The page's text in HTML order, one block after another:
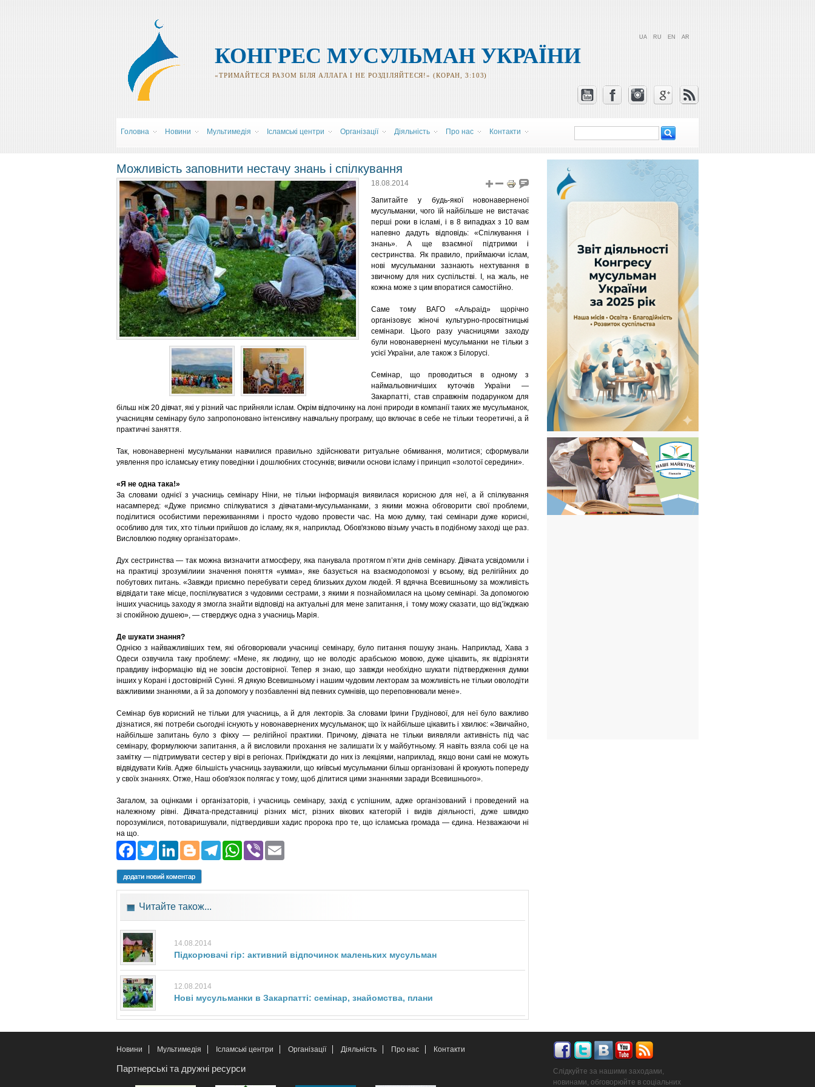
КОНГРЕС МУСУЛЬМАН УКРАЇНИ
«ТРИМАЙТЕСЯ РАЗОМ БІЛЯ АЛЛАГА І НЕ РОЗДІЛЯЙТЕСЯ!» (КОРАН, 3:103)
UA RU EN AR
Головна Новини Мультимедія Ісламські центри Організації Діяльність Про нас Контакти
Пошукова
форма
Можливість заповнити нестачу знань і спілкування
18.08.2014
Запитайте у будь-якої новонаверненої
мусульманки, чого їй найбільше не вистачає
перші роки в ісламі, і в 8 випадках з 10 вам
напевно дадуть відповідь: «Спілкування і
знань». А ще взаємної підтримки і
сестринства. Як правило, приймаючи іслам,
нові мусульманки зазнають нехтування в
звичному для них суспільстві. І, на жаль, не
кожна може з цим впоратися самостійно.
Саме тому ВАГО «Альраід» щорічно
організовує жіночі культурно-просвітницькі
семінари. Цього разу учасницями заходу
були новонавернені мусульманки не тільки з
усієї України, але також з Білорусі.
Семінар, що проводиться в одному з
наймальовничіших куточків України —
Закарпатті, став справжнім подарунком для
більш ніж 20 дівчат, які у різний час прийняли іслам. Окрім відпочинку на лоні природи в компанії таких же мусульманок,
учасницям семінару було запропоновано інтенсивну навчальну програму, що включає в себе не тільки теоретичні, а й
практичні заняття.
Так, новонавернені мусульманки навчилися правильно здійснювати ритуальне обмивання, молитися; сформували
уявлення про ісламську етику поведінки і дошлюбних стосунків; вивчили основи ісламу і принцип «золотої середини».
«Я не одна така!»
За словами однієї з учасниць семінару Ніни, не тільки інформація виявилася корисною для неї, а й спілкування
насамперед: «Дуже приємно спілкуватися з дівчатами-мусульманками, з якими можна обговорити свої проблеми,
поділитися особистими переживаннями і просто чудово провести час. На мою думку, такі семінари дуже корисні,
особливо для тих, хто тільки прийшов до ісламу, як я, наприклад. Обов'язково візьму участь в подібному заході ще раз.
Висловлюю подяку організаторам».
Дух сестринства — так можна визначити атмосферу, яка панувала протягом п’яти днів семінару. Дівчата усвідомили і
на практиці зрозумілиии значення поняття «умма», яке базується на взаємодопомозі у всьому, від релігійних до
побутових питань. «Завжди приємно перебувати серед близьких духом людей. Я вдячна Всевишньому за можливість
відвідати таке місце, поспілкуватися з чудовими сестрами, з якими я познайомилася на цьому семінарі. За допомогою
інших учасниць заходу я змогла знайти відповіді на актуальні для мене запитання, і тому можу сказати, що від’їжджаю
зі спокійною душею», — стверджує одна з учасниць Марія.
Де шукати знання?
Однією з найважливіших тем, які обговорювали учасниці семінару, було питання пошуку знань. Наприклад, Хава з
Одеси озвучила таку проблему: «Мене, як людину, що не володіє арабською мовою, дуже цікавить, як відрізняти
правдиву інформацію від не зовсім достовірної. Тепер я знаю, що завжди необхідно шукати підтвердження думки
інших у Корані і достовірній Сунні. Я дякую Всевишньому і нашим чудовим лекторам за можливість не тільки оволодіти
важливими знаннями, а й за допомогу у позбавленні від певних сумнівів, що переповнювали мене».
Семінар був корисний не тільки для учасниць, а й для лекторів. За словами Ірини Грудінової, для неї було важливо
дізнатися, які потреби сьогодні існують у новонавернених мусульманок; що їх найбільше цікавить і хвилює: «Звичайно,
найбільше запитань було з фікху — релігійної практики. Причому, дівчата не тільки виявляли активність під час
семінару, формулюючи запитання, а й висловили прохання не залишати їх у майбутньому. Я навіть взяла собі це на
замітку — підтримувати сестер у вірі в регіонах. Приїжджати до них із лекціями, наприклад, якщо вони самі не можуть
відвідувати Київ. Адже більшість учасниць зауважили, що київські мусульманки більш організовані й крокують попереду
у своїх знаннях. Отже, Наш обов'язок полягає у тому, щоб ділитися цими знаннями заради Всевишнього».
Загалом, за оцінками і організаторів, і учасниць семінару, захід є успішним, адже організований і проведений на
належному рівні. Дівчата-представниці різних міст, різних вікових категорій і видів діяльності, дуже швидко
порозумілися, потоваришували, підтвердивши хадис пророка про те, що ісламська громада — єдина. Незважаючи ні
на що.
Facebook
Twitter
LinkedIn
Blogger
Telegram
WhatsApp
Viber
додати новий коментар
Читайте також...
14.08.2014
Підкорювачі гір: активний відпочинок маленьких мусульман
12.08.2014
Нові мусульманки в Закарпатті: семінар, знайомства, плани
Слідкуйте за нашими заходами,
новинами, обговорюйте в соціальних
Новини Мультимедія Ісламські центри Організації Діяльність Про нас Контакти
Партнерські та дружні ресурси